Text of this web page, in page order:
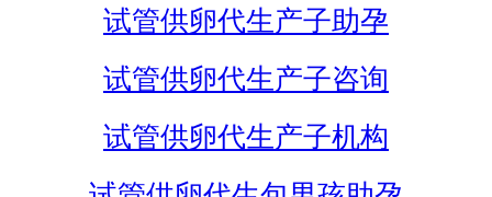
试管供卵代生产子助孕
试管供卵代生产子咨询
试管供卵代生产子机构